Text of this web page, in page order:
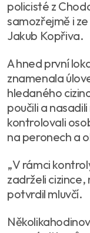
policisté z
samozřejmě i
Jakub Kopřiva.
A hned první
znamenala
hledaného
poučili a
kontrolovali
na peronech a
„V rámci
zadrželi
potvrdil mluvčí.